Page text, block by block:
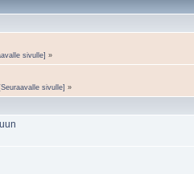
sivulle] »
[Seuraavalle sivulle] »